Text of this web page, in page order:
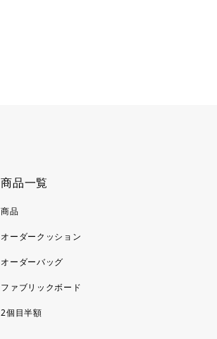
商品一覧
商品
オーダークッション
オーダーバッグ
ファブリックボード
2個目半額